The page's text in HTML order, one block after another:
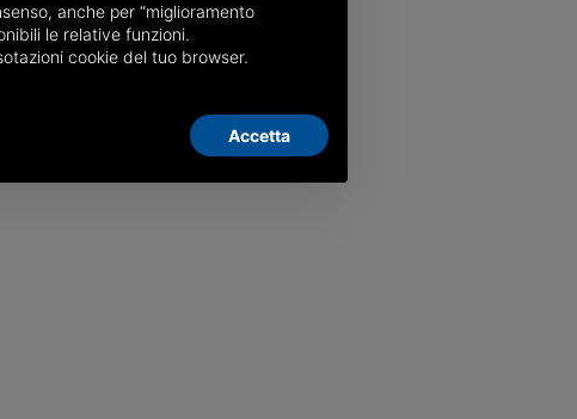
anche per “miglioramento
le relative funzioni.
cookie del tuo browser.
Accetta